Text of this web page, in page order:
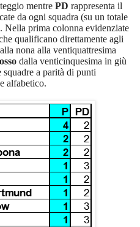
mentre PD rappresenta il
da ogni squadra (su un totale
Nella prima colonna evidenziate
qualificano direttamente agli
nona alla ventiquattresima
dalla venticinquesima in giù
a parità di punti
alfabetico.